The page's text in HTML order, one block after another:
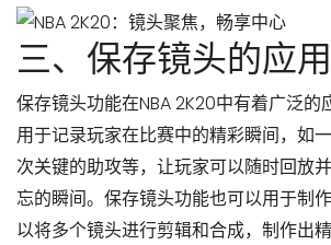
三、保存镜头的应
保存镜头功能在NBA 2K20中有着广泛的
用于记录玩家在比赛中的精彩瞬间，如
次关键的助攻等，让玩家可以随时回放
忘的瞬间。保存镜头功能也可以用于制
以将多个镜头进行剪辑和合成，制作出